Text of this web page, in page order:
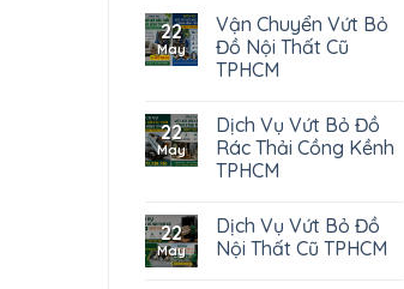
22
May
Vận Chuyển Vứt Bỏ
Đồ Nội Thất Cũ
TPHCM
22
May
Dịch Vụ Vứt Bỏ Đồ
Rác Thải Cồng Kềnh
TPHCM
22
May
Dịch Vụ Vứt Bỏ Đồ
Nội Thất Cũ TPHCM